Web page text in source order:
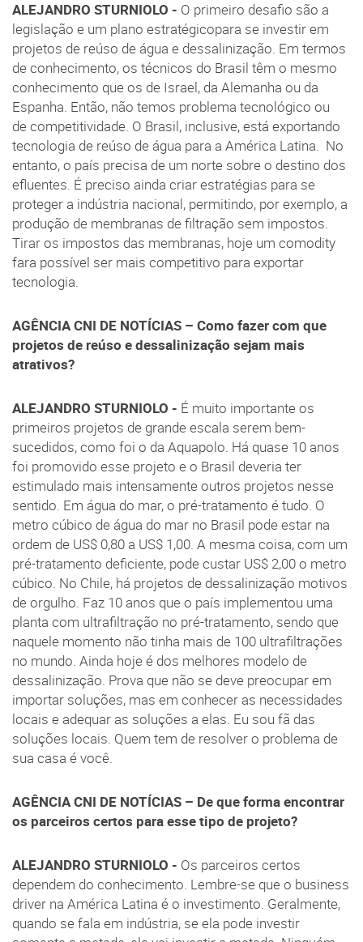
ALEJANDRO STURNIOLO - O primeiro desafio são a
legislação e um plano estratégicopara se investir em
projetos de reúso de água e dessalinização. Em termos
de conhecimento, os técnicos do Brasil têm o mesmo
conhecimento que os de Israel, da Alemanha ou da
Espanha. Então, não temos problema tecnológico ou
de competitividade. O Brasil, inclusive, está exportando
tecnologia de reúso de água para a América Latina. No
entanto, o país precisa de um norte sobre o destino dos
efluentes. É preciso ainda criar estratégias para se
proteger a indústria nacional, permitindo, por exemplo, a
produção de membranas de filtração sem impostos.
Tirar os impostos das membranas, hoje um comodity
fara possível ser mais competitivo para exportar
tecnologia.
AGÊNCIA CNI DE NOTÍCIAS – Como fazer com que
projetos de reúso e dessalinização sejam mais
atrativos?
ALEJANDRO STURNIOLO - É muito importante os
primeiros projetos de grande escala serem bem-
sucedidos, como foi o da Aquapolo. Há quase 10 anos
foi promovido esse projeto e o Brasil deveria ter
estimulado mais intensamente outros projetos nesse
sentido. Em água do mar, o pré-tratamento é tudo. O
metro cúbico de água do mar no Brasil pode estar na
ordem de US$ 0,80 a US$ 1,00. A mesma coisa, com um
pré-tratamento deficiente, pode custar US$ 2,00 o metro
cúbico. No Chile, há projetos de dessalinização motivos
de orgulho. Faz 10 anos que o país implementou uma
planta com ultrafiltração no pré-tratamento, sendo que
naquele momento não tinha mais de 100 ultrafiltrações
no mundo. Ainda hoje é dos melhores modelo de
dessalinização. Prova que não se deve preocupar em
importar soluções, mas em conhecer as necessidades
locais e adequar as soluções a elas. Eu sou fã das
soluções locais. Quem tem de resolver o problema de
sua casa é você.
AGÊNCIA CNI DE NOTÍCIAS – De que forma encontrar
os parceiros certos para esse tipo de projeto?
ALEJANDRO STURNIOLO - Os parceiros certos
dependem do conhecimento. Lembre-se que o business
driver na América Latina é o investimento. Geralmente,
quando se fala em indústria, se ela pode investir